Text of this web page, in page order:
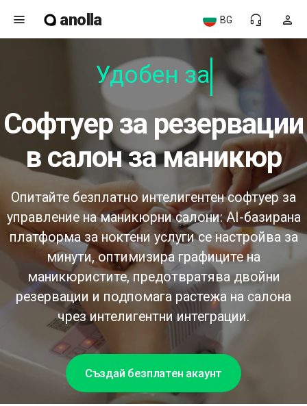
menu anolla person
headset_mic
BG
Удобен за п
софтуер за резервации
в салон за маникюр
Опитайте безплатно интелигентен софтуер за
управление на маникюрни салони: AI-базирана
платформа за ноктени услуги се настройва за
минути, оптимизира графиците на
маникюристите, предотвратява двойни
резервации и подпомага растежа на салона
чрез интелигентни интеграции.
Създай безплатен акаунт